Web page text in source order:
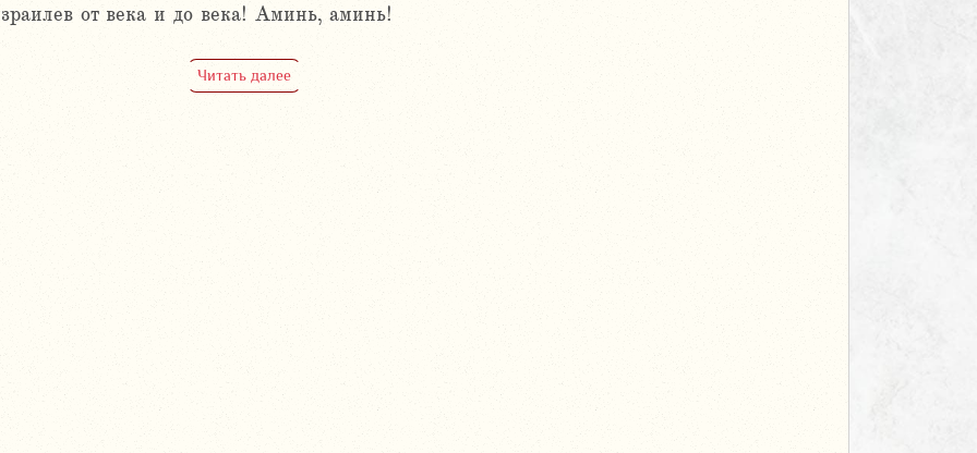
от века и до века! Аминь, аминь!
Читать далее